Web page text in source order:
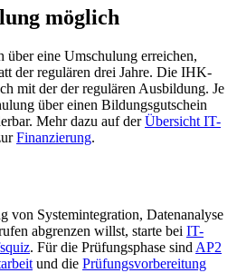
möglich
über eine Umschulung erreichen,
der regulären drei Jahre. Die IHK-
mit der der regulären Ausbildung. Je
über einen Bildungsgutschein
Mehr dazu auf derÜbersicht IT-
Finanzierung.
von Systemintegration, Datenanalyse
abgrenzen willst, starte bei IT-
. Für die Prüfungsphase sind AP2
und die Prüfungsvorbereitung